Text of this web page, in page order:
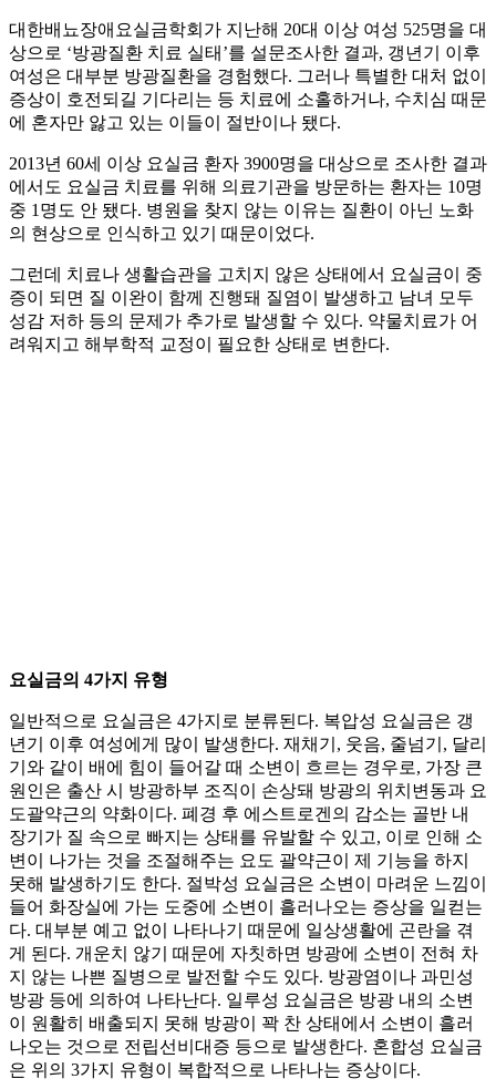
대한배뇨장애요실금학회가 지난해 20대 이상 여성 525명을 대
상으로 ‘방광질환 치료 실태’를 설문조사한 결과, 갱년기 이후
여성은 대부분 방광질환을 경험했다. 그러나 특별한 대처 없이
증상이 호전되길 기다리는 등 치료에 소홀하거나, 수치심 때문
에 혼자만 앓고 있는 이들이 절반이나 됐다.
2013년 60세 이상 요실금 환자 3900명을 대상으로 조사한 결과
에서도 요실금 치료를 위해 의료기관을 방문하는 환자는 10명
중 1명도 안 됐다. 병원을 찾지 않는 이유는 질환이 아닌 노화
의 현상으로 인식하고 있기 때문이었다.
그런데 치료나 생활습관을 고치지 않은 상태에서 요실금이 중
증이 되면 질 이완이 함께 진행돼 질염이 발생하고 남녀 모두
성감 저하 등의 문제가 추가로 발생할 수 있다. 약물치료가 어
려워지고 해부학적 교정이 필요한 상태로 변한다.
요실금의 4가지 유형
일반적으로 요실금은 4가지로 분류된다. 복압성 요실금은 갱
년기 이후 여성에게 많이 발생한다. 재채기, 웃음, 줄넘기, 달리
기와 같이 배에 힘이 들어갈 때 소변이 흐르는 경우로, 가장 큰
원인은 출산 시 방광하부 조직이 손상돼 방광의 위치변동과 요
도괄약근의 약화이다. 폐경 후 에스트로겐의 감소는 골반 내
장기가 질 속으로 빠지는 상태를 유발할 수 있고, 이로 인해 소
변이 나가는 것을 조절해주는 요도 괄약근이 제 기능을 하지
못해 발생하기도 한다. 절박성 요실금은 소변이 마려운 느낌이
들어 화장실에 가는 도중에 소변이 흘러나오는 증상을 일컫는
다. 대부분 예고 없이 나타나기 때문에 일상생활에 곤란을 겪
게 된다. 개운치 않기 때문에 자칫하면 방광에 소변이 전혀 차
지 않는 나쁜 질병으로 발전할 수도 있다. 방광염이나 과민성
방광 등에 의하여 나타난다. 일루성 요실금은 방광 내의 소변
이 원활히 배출되지 못해 방광이 꽉 찬 상태에서 소변이 흘러
나오는 것으로 전립선비대증 등으로 발생한다. 혼합성 요실금
은 위의 3가지 유형이 복합적으로 나타나는 증상이다.